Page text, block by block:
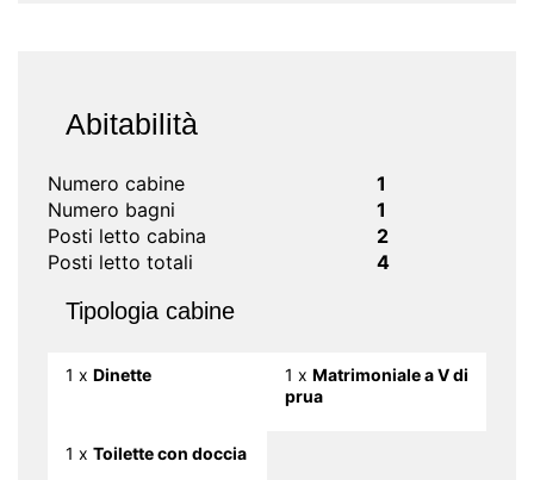
Abitabilità
Numero cabine
1
Numero bagni
1
Posti letto cabina
2
Posti letto totali
4
Tipologia cabine
1 x Dinette 1 x Matrimoniale a V di
prua
1 x Toilette con doccia